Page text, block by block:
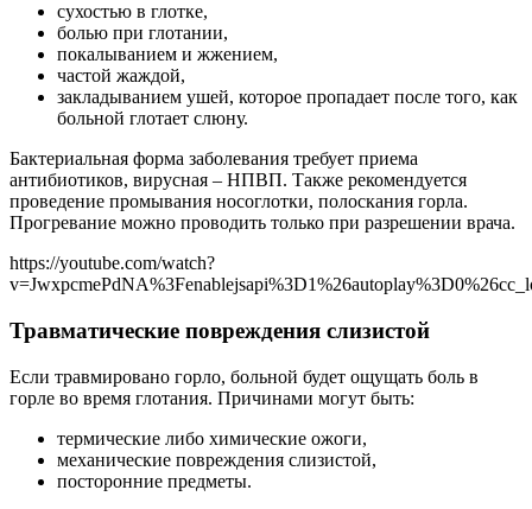
сухостью в глотке,
болью при глотании,
покалыванием и жжением,
частой жаждой,
закладыванием ушей, которое пропадает после того, как
больной глотает слюну.
Бактериальная форма заболевания требует приема
антибиотиков, вирусная – НПВП. Также рекомендуется
проведение промывания носоглотки, полоскания горла.
Прогревание можно проводить только при разрешении врача.
https://youtube.com/watch?
Травматические повреждения слизистой
Если травмировано горло, больной будет ощущать боль в
горле во время глотания. Причинами могут быть:
термические либо химические ожоги,
механические повреждения слизистой,
посторонние предметы.